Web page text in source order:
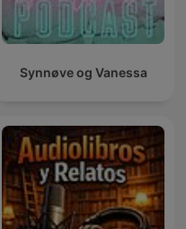
Synnøve og Vanessa